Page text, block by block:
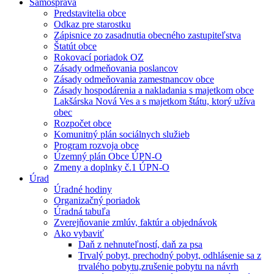
Samospráva
Predstavitelia obce
Odkaz pre starostku
Zápisnice zo zasadnutia obecného zastupiteľstva
Štatút obce
Rokovací poriadok OZ
Zásady odmeňovania poslancov
Zásady odmeňovania zamestnancov obce
Zásady hospodárenia a nakladania s majetkom obce
Lakšárska Nová Ves a s majetkom štátu, ktorý užíva
obec
Rozpočet obce
Komunitný plán sociálnych služieb
Program rozvoja obce
Územný plán Obce ÚPN-O
Zmeny a doplnky č.1 ÚPN-O
Úrad
Úradné hodiny
Organizačný poriadok
Úradná tabuľa
Zverejňovanie zmlúv, faktúr a objednávok
Ako vybaviť
Daň z nehnuteľností, daň za psa
Trvalý pobyt, prechodný pobyt, odhlásenie sa z
trvalého pobytu,zrušenie pobytu na návrh